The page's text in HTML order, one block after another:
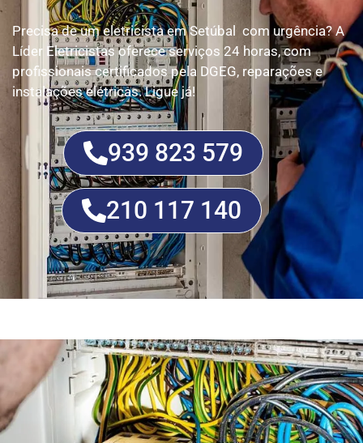
Precisa de um eletricista em Setúbal com urgência? A
Líder Eletricistas oferece serviços 24 horas, com
profissionais certificados pela DGEG, reparações e
instalações elétricas. Ligue já!
939 823 579
210 117 140